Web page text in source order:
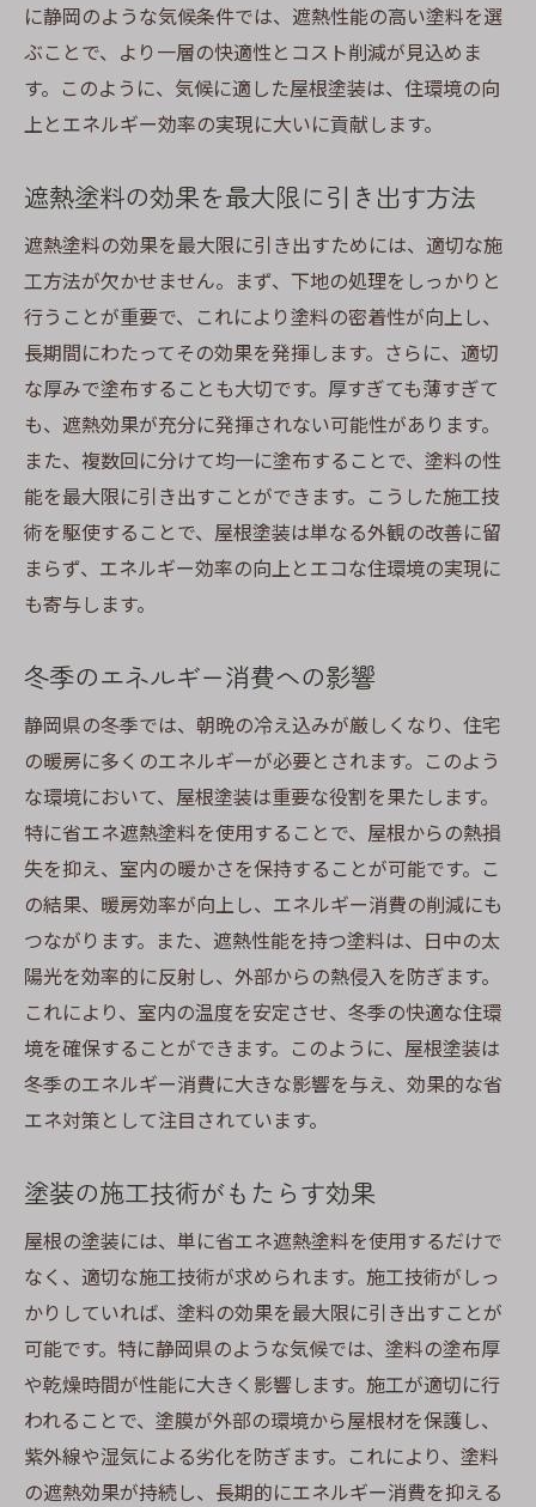
に静岡のような気候条件では、遮熱性能の高い塗料を選
ぶことで、より一層の快適性とコスト削減が見込めま
す。このように、気候に適した屋根塗装は、住環境の向
上とエネルギー効率の実現に大いに貢献します。
遮熱塗料の効果を最大限に引き出す方法
遮熱塗料の効果を最大限に引き出すためには、適切な施
工方法が欠かせません。まず、下地の処理をしっかりと
行うことが重要で、これにより塗料の密着性が向上し、
長期間にわたってその効果を発揮します。さらに、適切
な厚みで塗布することも大切です。厚すぎても薄すぎて
も、遮熱効果が充分に発揮されない可能性があります。
また、複数回に分けて均一に塗布することで、塗料の性
能を最大限に引き出すことができます。こうした施工技
術を駆使することで、屋根塗装は単なる外観の改善に留
まらず、エネルギー効率の向上とエコな住環境の実現に
も寄与します。
冬季のエネルギー消費への影響
静岡県の冬季では、朝晩の冷え込みが厳しくなり、住宅
の暖房に多くのエネルギーが必要とされます。このよう
な環境において、屋根塗装は重要な役割を果たします。
特に省エネ遮熱塗料を使用することで、屋根からの熱損
失を抑え、室内の暖かさを保持することが可能です。こ
の結果、暖房効率が向上し、エネルギー消費の削減にも
つながります。また、遮熱性能を持つ塗料は、日中の太
陽光を効率的に反射し、外部からの熱侵入を防ぎます。
これにより、室内の温度を安定させ、冬季の快適な住環
境を確保することができます。このように、屋根塗装は
冬季のエネルギー消費に大きな影響を与え、効果的な省
エネ対策として注目されています。
塗装の施工技術がもたらす効果
屋根の塗装には、単に省エネ遮熱塗料を使用するだけで
なく、適切な施工技術が求められます。施工技術がしっ
かりしていれば、塗料の効果を最大限に引き出すことが
可能です。特に静岡県のような気候では、塗料の塗布厚
や乾燥時間が性能に大きく影響します。施工が適切に行
われることで、塗膜が外部の環境から屋根材を保護し、
紫外線や湿気による劣化を防ぎます。これにより、塗料
の遮熱効果が持続し、長期的にエネルギー消費を抑える